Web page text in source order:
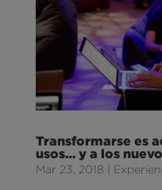
Transformarse es
usos… y a los
Mar 23, 2018